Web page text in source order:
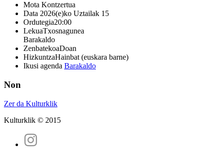
Mota Kontzertua
Data 2026(e)ko Uztailak 15
Ordutegia20:00
LekuaTxosnagunea
Barakaldo
ZenbatekoaDoan
HizkuntzaHainbat (euskara barne)
Ikusi agenda Barakaldo
Non
Zer da Kulturklik
Kulturklik © 2015